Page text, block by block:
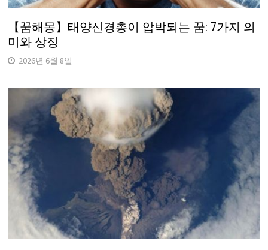
【꿈해몽】태양신경총이 압박되는 꿈: 7가지 의
미와 상징
2026년 6월 8일